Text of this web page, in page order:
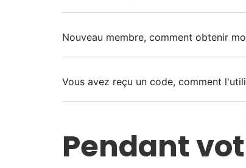
Nouveau membre, comment obtenir
Vous avez reçu un code, comment
Pendant